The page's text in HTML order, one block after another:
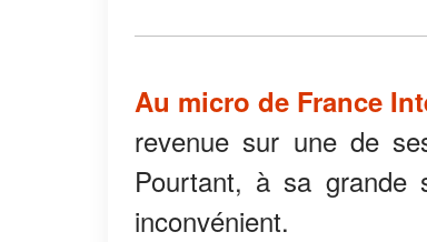
Au micro de France
revenue sur une de
Pourtant, à sa grande
inconvénient.